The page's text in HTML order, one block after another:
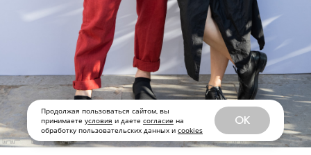
Продолжая пользоваться сайтом, вы
принимаете условия и даете согласие на
обработку пользовательских данных и cookies
OK
Мария Миногарова